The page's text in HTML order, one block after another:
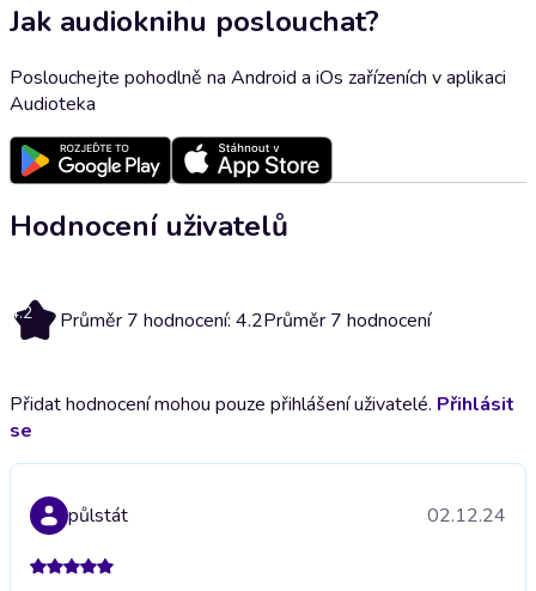
Jak audioknihu poslouchat?
Poslouchejte pohodlně na Android a iOs zařízeních v aplikaci
Audioteka
Hodnocení uživatelů
4.2 Průměr 7 hodnocení: 4.2Průměr 7 hodnocení
Přidat hodnocení mohou pouze přihlášení uživatelé. Přihlásit
se
půlstát 02.12.24